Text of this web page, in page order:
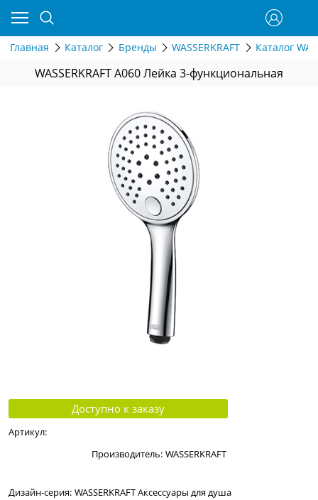
Главная Каталог Бренды WASSERKRAFT Каталог
WASSERKRAFT A060 Лейка 3-функциональная
Доступно к заказу
Артикул:
Производитель: WASSERKRAFT
Дизайн-серия: WASSERKRAFT Аксессуары для душа